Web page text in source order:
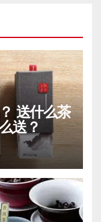
送什么茶
送？